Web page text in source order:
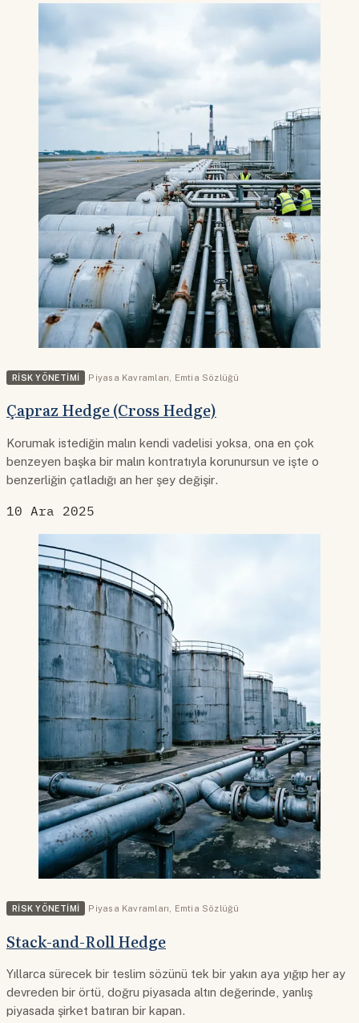
RISK YÖNETIMI Piyasa Kavramları Emtia Sözlüğü
Çapraz Hedge (Cross Hedge)
Korumak istediğin malın kendi vadelisi yoksa, ona en çok
benzeyen başka bir malın kontratıyla korunursun ve işte o
benzerliğin çatladığı an her şey değişir.
10 Ara 2025
RISK YÖNETIMI Piyasa Kavramları Emtia Sözlüğü
Stack-and-Roll Hedge
Yıllarca sürecek bir teslim sözünü tek bir yakın aya yığıp her ay
devreden bir örtü, doğru piyasada altın değerinde, yanlış
piyasada şirket batıran bir kapan.